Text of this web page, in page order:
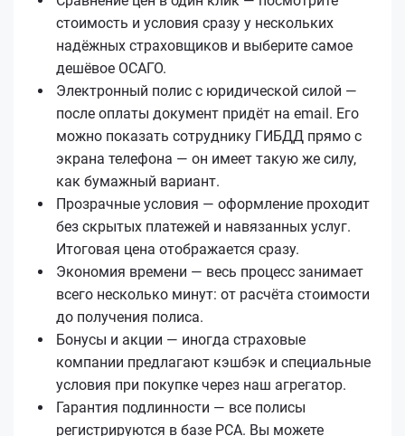
стоимость и условия сразу у нескольких
надёжных страховщиков и выберите самое
дешёвое ОСАГО.
Электронный полис с юридической силой —
после оплаты документ придёт на email. Его
можно показать сотруднику ГИБДД прямо с
экрана телефона — он имеет такую же силу,
как бумажный вариант.
Прозрачные условия — оформление проходит
без скрытых платежей и навязанных услуг.
Итоговая цена отображается сразу.
Экономия времени — весь процесс занимает
всего несколько минут: от расчёта стоимости
до получения полиса.
Бонусы и акции — иногда страховые
компании предлагают кэшбэк и специальные
условия при покупке через наш агрегатор.
Гарантия подлинности — все полисы
регистрируются в базе РСА. Вы можете